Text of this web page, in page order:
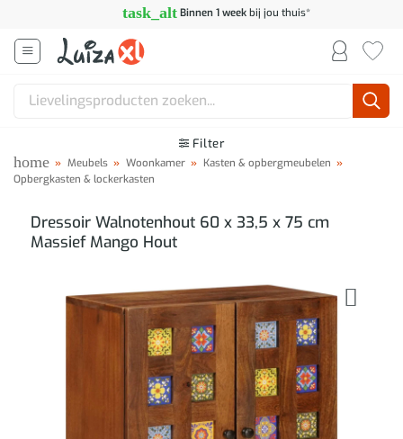
inhoud
task_alt Binnen 1 weekbij jou thuis*
Zoeken
Filter
home » Meubels » Woonkamer » Kasten & opbergmeubelen »
Opbergkasten & lockerkasten
Dressoir Walnotenhout 60 x 33,5 x 75 cm
Massief Mango Hout